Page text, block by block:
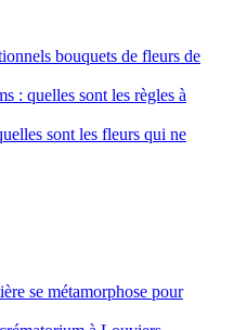
bouquets de fleurs de
: quelles sont les règles à
sont les fleurs qui ne
se métamorphose pour